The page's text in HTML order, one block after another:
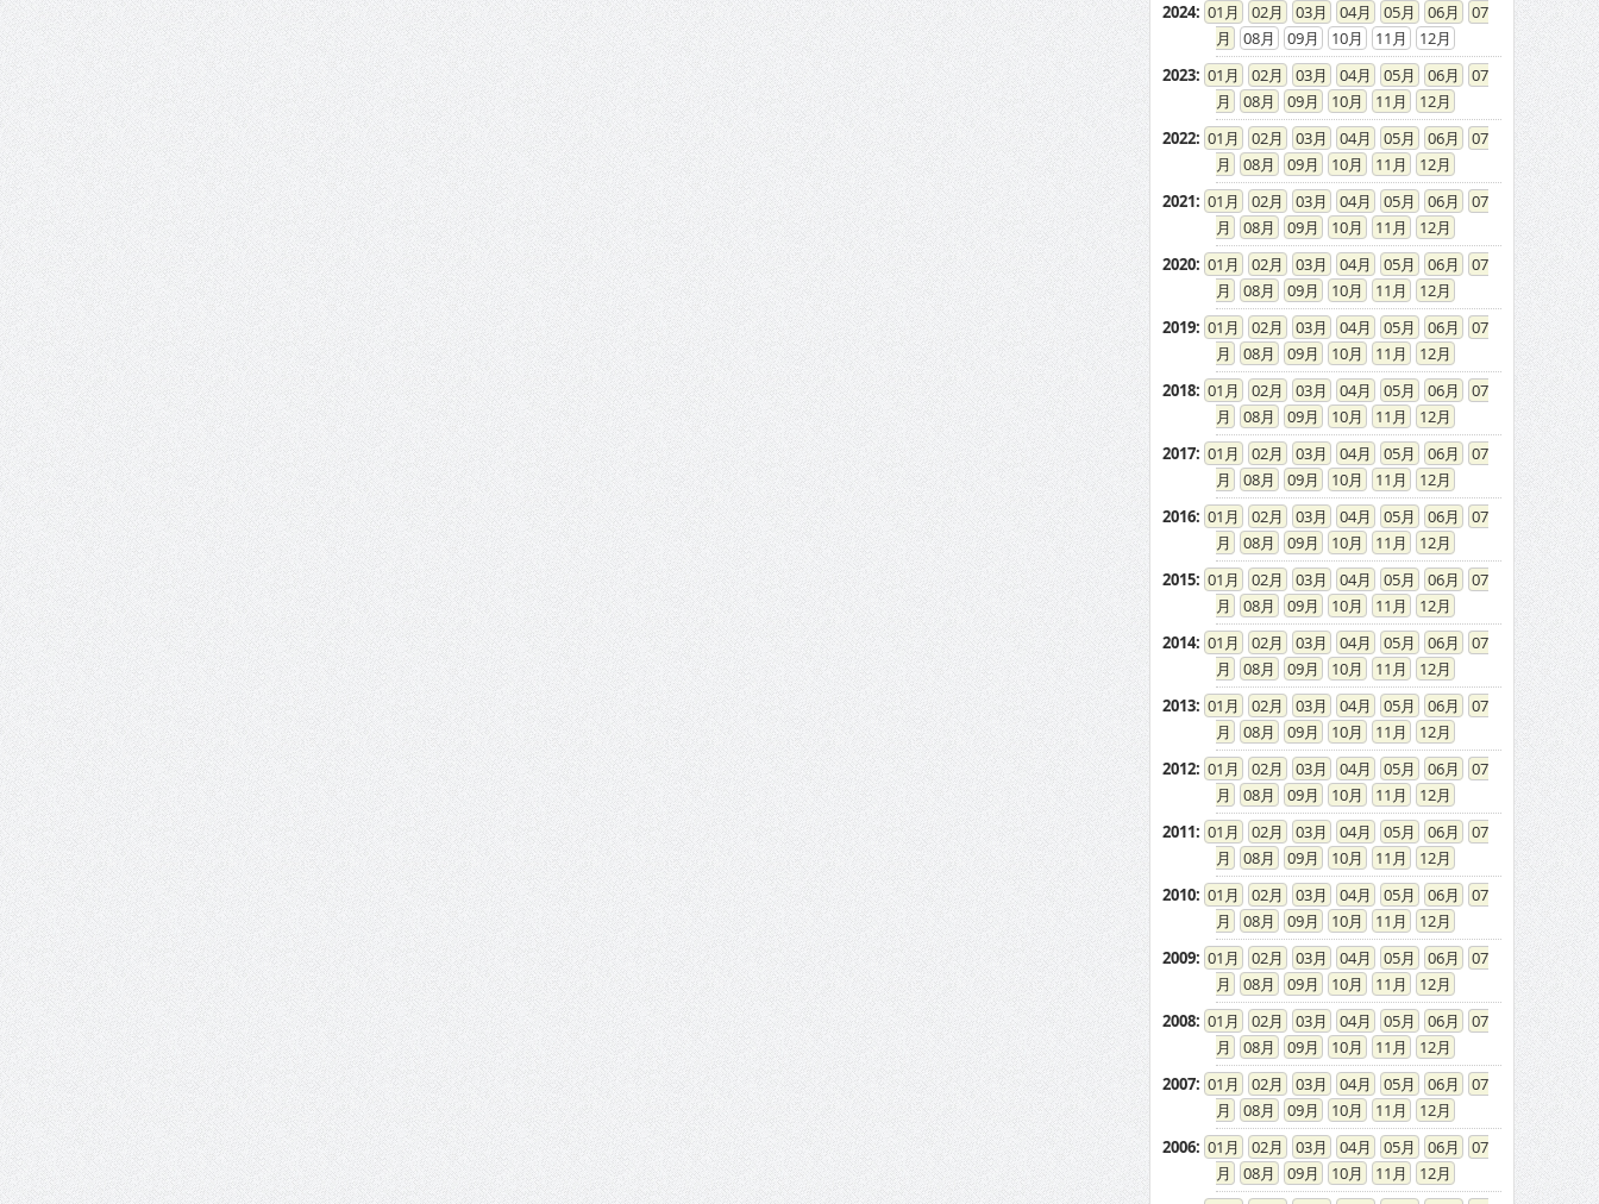
2024: 01 02 03 04 05 06
07
08
09 10 11
12
2023: 01 02 03 04 05 06
07
08
09 10 11
12
2022: 01 02 03 04 05 06
07
08
09 10 11
12
2021: 01 02 03 04 05 06
07
08
09 10 11
12
2020: 01 02 03 04 05 06
07
08
09 10 11
12
2019: 01 02 03 04 05 06
07
08
09 10 11
12
2018: 01 02 03 04 05 06
07
08
09 10 11
12
2017: 01 02 03 04 05 06
07
08
09 10 11
12
2016: 01 02 03 04 05 06
07
08
09 10 11
12
2015: 01 02 03 04 05 06
07
08
09 10 11
12
2014: 01 02 03 04 05 06
07
08
09 10 11
12
2013: 01 02 03 04 05 06
07
08
09 10 11
12
2012: 01 02 03 04 05 06
07
08
09 10 11
12
2011: 01 02 03 04 05 06
07
08
09 10 11
12
2010: 01 02 03 04 05 06
07
08
09 10 11
12
2009: 01 02 03 04 05 06
07
08
09 10 11
12
2008: 01 02 03 04 05 06
07
08
09 10 11
12
2007: 01 02 03 04 05 06
07
08
09 10 11
12
2006: 01 02 03 04 05 06
07
08
09 10 11
12